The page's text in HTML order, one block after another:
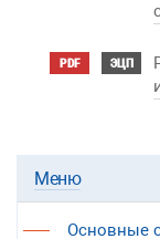
PDF ЭЦП
Меню
Основные